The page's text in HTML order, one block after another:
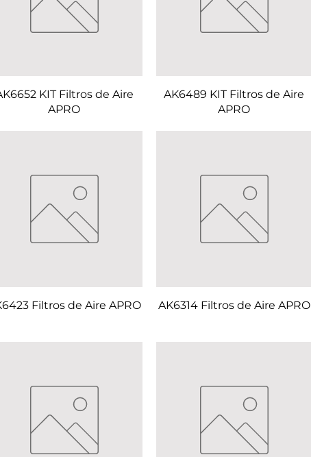
KIT Filtros de Aire
APRO
AK6489 KIT Filtros de Aire
APRO
Filtros de Aire APRO AK6314 Filtros de Aire APRO